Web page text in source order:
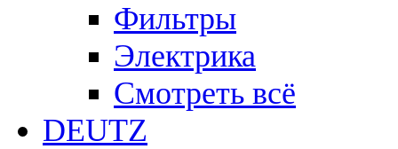
Фильтры
Электрика
Смотреть всё
DEUTZ